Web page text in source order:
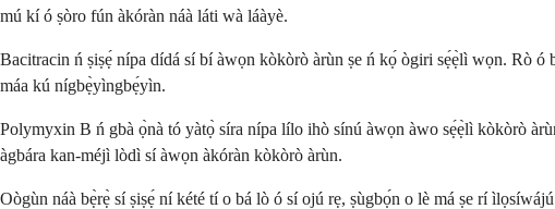
mú kí ó ṣòro fún àkóràn náà láti wà láàyè.
Bacitracin ń ṣiṣẹ́ nípa dídá sí bí àwọn kòkòrò àrùn ṣe ń kọ́ ògiri sẹ́ẹ̀lì wọn. Rò
máa kú nígbẹ̀yìngbẹ́yìn.
Polymyxin B ń gbà ọ̀nà tó yàtọ̀ síra nípa lílo ihò sínú àwọn àwo sẹ́ẹ̀lì kòkòrò
àgbára kan-méjì lòdì sí àwọn àkóràn kòkòrò àrùn.
Oògùn náà bẹ̀rẹ̀ sí ṣiṣẹ́ ní kété tí o bá lò ó sí ojú rẹ, ṣùgbọ́n o lè má ṣe rí